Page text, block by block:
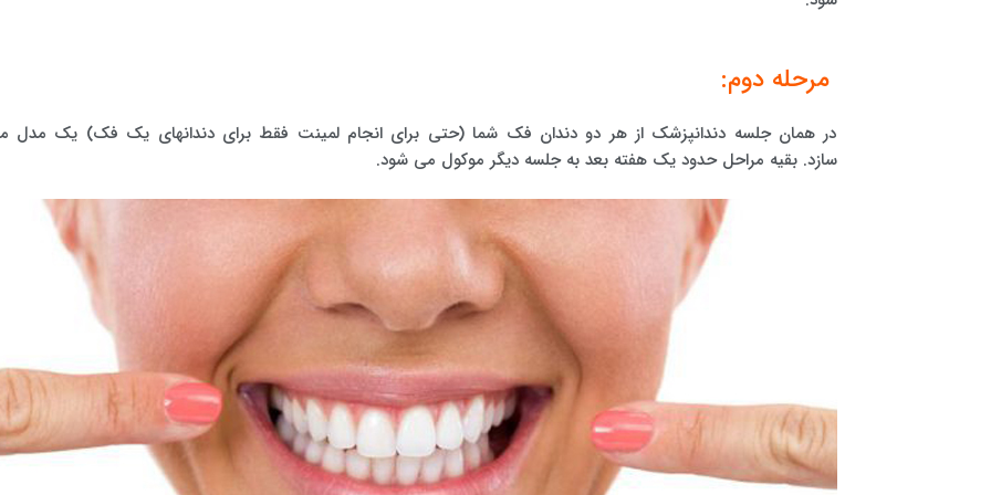
مرحله دوم:
در همان جلسه دندانپزشک از هر دو دندان فک شما (حتی برای انجام لمینت فقط برای دندانهای یک فک) یک مدل
سازد. بقیه مراحل حدود یک هفته بعد به جلسه دیگر موکول می شود.